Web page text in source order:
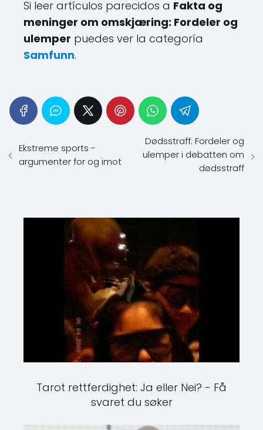
Si leer artículos parecidos a Fakta og
meninger om omskjæring: Fordeler og
ulemper puedes ver la categoría
Samfunn.
Ekstreme sports -
argumenter for og imot
Dødsstraff: Fordeler og
ulemper i debatten om
dødsstraff
Tarot rettferdighet: Ja eller Nei? - Få
svaret du søker